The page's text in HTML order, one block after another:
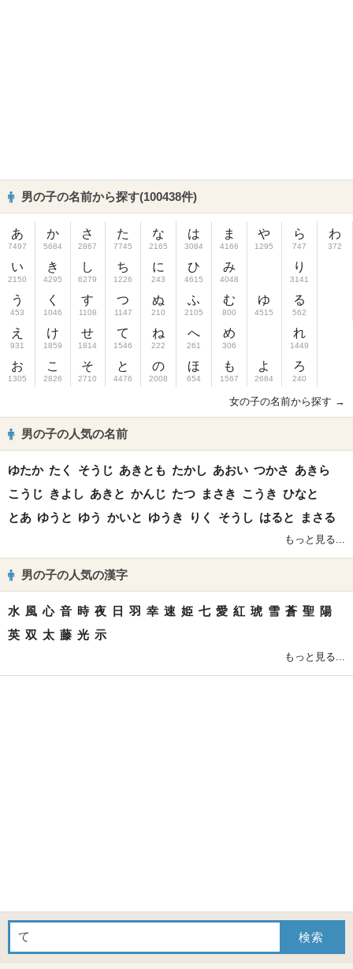
男の子の名前から探す(100438件)
あ
7497
い
2150
う
453
え
931
お
1305
か
5684
き
4295
く
1046
け
1859
こ
2826
さ
2867
し
6279
す
1108
せ
1814
そ
2710
た
7745
ち
1226
つ
1147
て
1546
と
4476
な
2165
に
243
ぬ
210
ね
222
の
2008
は
3084
ひ
4615
ふ
2105
へ
261
ほ
654
ま
4166
み
4048
む
800
め
306
も
1567
や
1295
ゆ
4515
よ
2684
ら
747
り
3141
る
562
れ
1449
ろ
240
わ
372
女の子の名前から探す →
男の子の人気の名前
ゆたか たく そうじ あきとも たかし あおい つかさ あきら
こうじ きよし あきと かんじ たつ まさき こうき ひなと
とあ ゆうと ゆう かいと ゆうき りく そうし はると まさる
もっと見る...
男の子の人気の漢字
水 風 心 音 時 夜 日 羽 幸 速 姫 七 愛 紅 琥 雪 蒼 聖 陽
英 双 太 藤 光 示
もっと見る...